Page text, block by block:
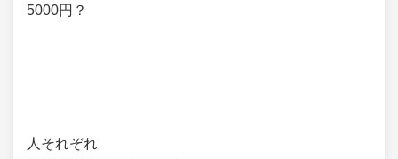
5000円？
人それぞれ